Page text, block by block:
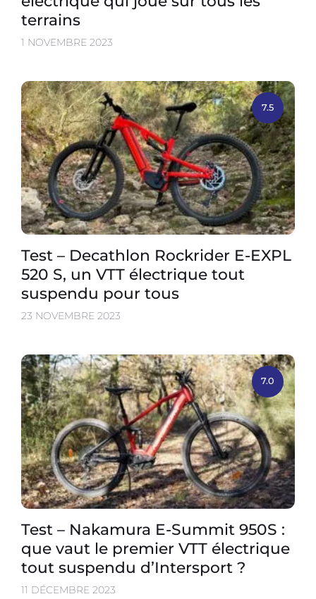
terrains
1 NOVEMBRE 2023
7.5
Test – Decathlon Rockrider E-EXPL
520 S, un VTT électrique tout
suspendu pour tous
23 NOVEMBRE 2023
7.0
Test – Nakamura E-Summit 950S :
que vaut le premier VTT électrique
tout suspendu d’Intersport ?
11 DÉCEMBRE 2023